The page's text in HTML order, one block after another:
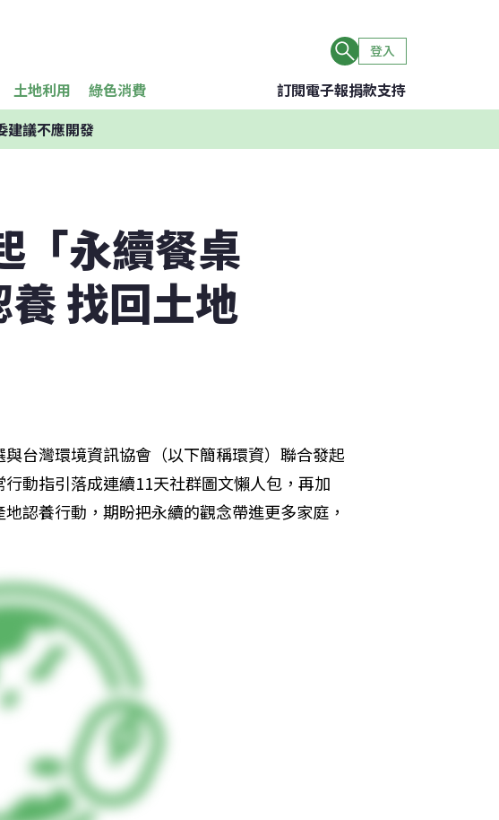
登入
土地利用 綠色消費 訂閱電子報捐款支持
建議不應開發
「永續餐桌
找回土地
台灣環境資訊協會（以下簡稱環資）聯合發起
動指引落成連續11天社群圖文懶人包，再加
認養行動，期盼把永續的觀念帶進更多家庭，